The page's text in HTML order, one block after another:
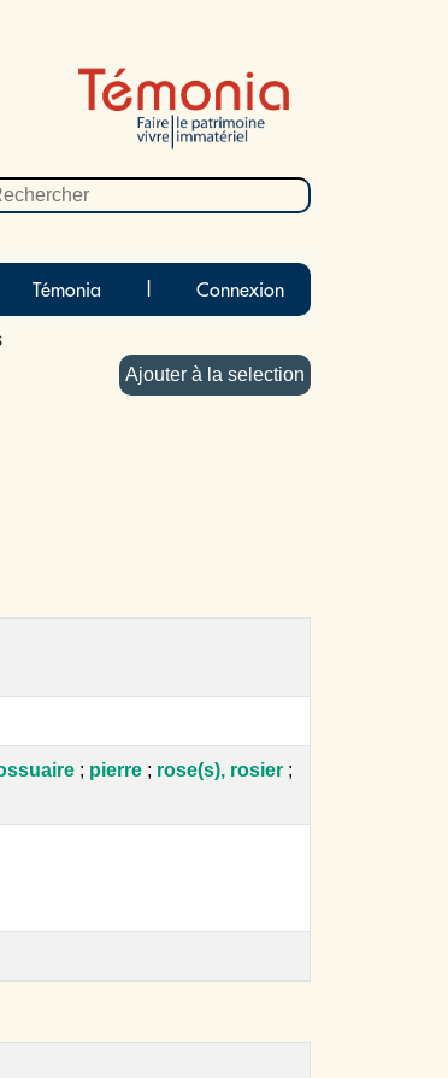
Témonia Connexion
Ajouter à la selection
; pierre ; rose(s), rosier ;